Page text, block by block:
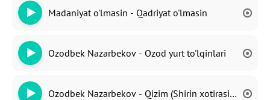
Madaniyat o'lmasin - Qadriyat o'lmasin
Ozodbek Nazarbekov - Ozod yurt to'lqinlari
Ozodbek Nazarbekov - Qizim (Shirin xotirasiga